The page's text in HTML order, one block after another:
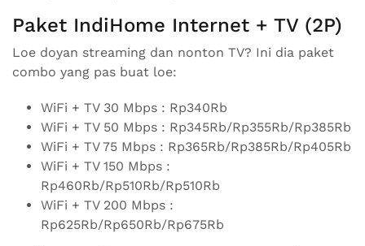
Paket IndiHome Internet + TV (2P)
Loe doyan streaming dan nonton TV? Ini dia paket
combo yang pas buat loe:
WiFi + TV 30 Mbps : Rp340Rb
WiFi + TV 50 Mbps : Rp345Rb/Rp355Rb/Rp385Rb
WiFi + TV 75 Mbps : Rp365Rb/Rp385Rb/Rp405Rb
WiFi + TV 150 Mbps :
Rp460Rb/Rp510Rb/Rp510Rb
WiFi + TV 200 Mbps :
Rp625Rb/Rp650Rb/Rp675Rb